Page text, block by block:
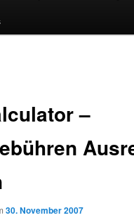
–
30. November 2007